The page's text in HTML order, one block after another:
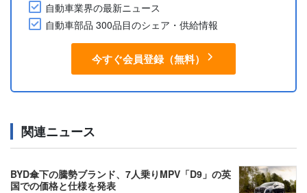
自動車業界の最新ニュース
自動車部品 300品目のシェア・供給情報
今すぐ会員登録（無料）
関連ニュース
BYD傘下の騰勢ブランド、7人乗りMPV「D9」の英
国での価格と仕様を発表